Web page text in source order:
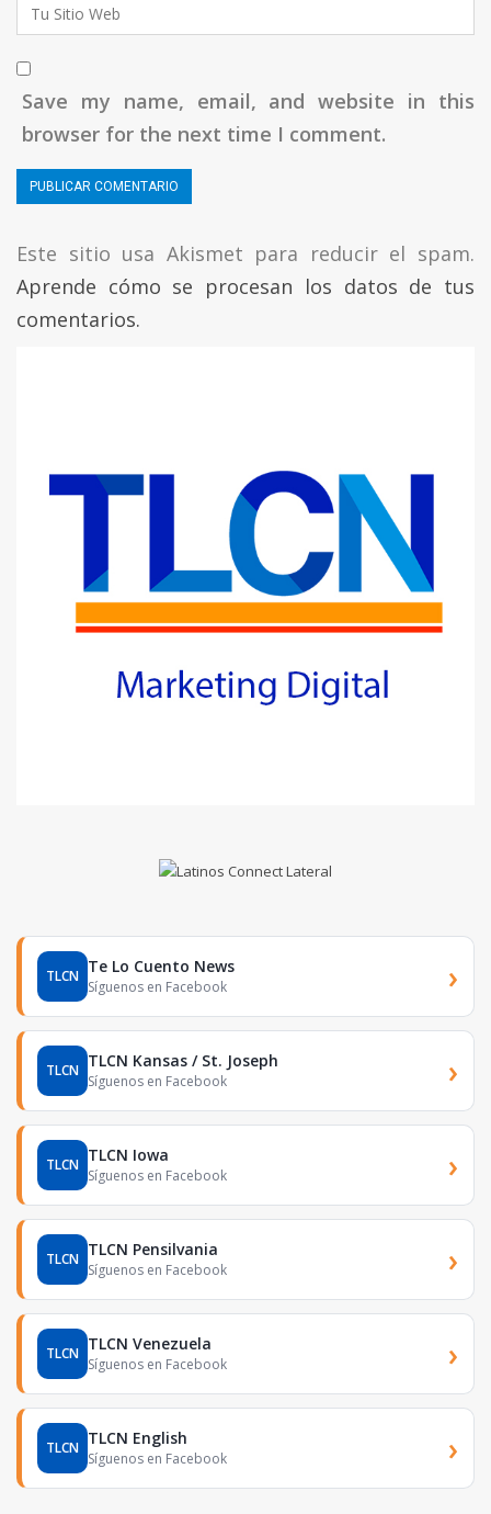
Save my name, email, and website in this
browser for the next time I comment.
Este sitio usa Akismet para reducir el spam.
Aprende cómo se procesan los datos de tus
comentarios.
TLCN Te Lo Cuento News
Síguenos en Facebook ›
TLCN TLCN Kansas / St. Joseph
Síguenos en Facebook ›
TLCN TLCN Iowa
Síguenos en Facebook ›
TLCN TLCN Pensilvania
Síguenos en Facebook ›
TLCN TLCN Venezuela
Síguenos en Facebook ›
TLCN TLCN English
Síguenos en Facebook ›